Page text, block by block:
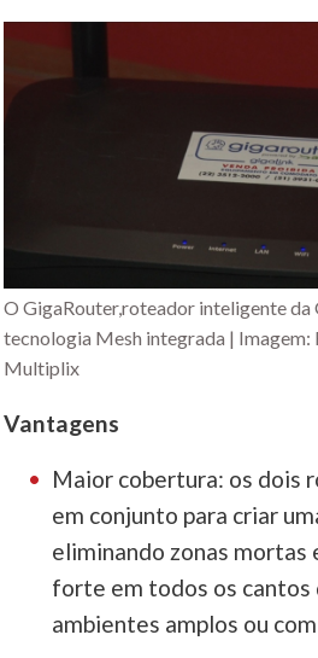
O GigaRouter,roteador inteligente da
tecnologia Mesh integrada |
Multiplix
Vantagens
Maior cobertura: os dois
em conjunto para criar
eliminando zonas mortas
forte em todos os cantos
ambientes amplos ou